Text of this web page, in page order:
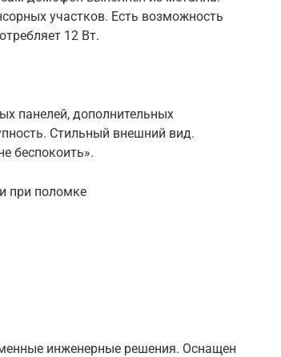
участков. Есть возможность
12 Вт.
панелей, дополнительных
Стильный внешний вид.
беспокоить».
при поломке
инженерные решения. Оснащен